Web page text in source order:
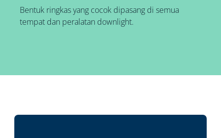
Bentuk ringkas yang cocok dipasang di semua
tempat dan peralatan downlight.